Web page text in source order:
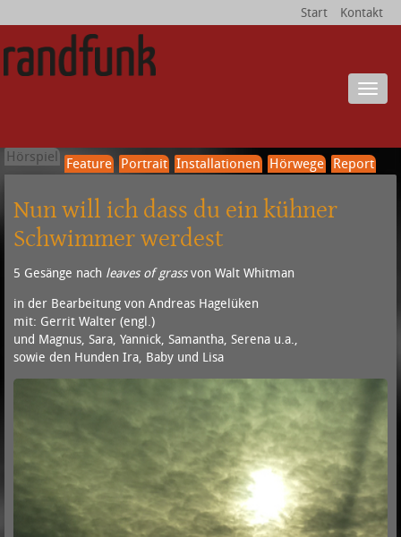
Start Kontakt
Menu
Hörspiel Feature Portrait Installationen Hörwege Report
Nun will ich dass du ein kühner
Schwimmer werdest
5 Gesänge nach leaves of grassvon Walt Whitman
in der Bearbeitung von Andreas Hagelüken
mit: Gerrit Walter (engl.)
und Magnus, Sara, Yannick, Samantha, Serena u.a.,
sowie den Hunden Ira, Baby und Lisa